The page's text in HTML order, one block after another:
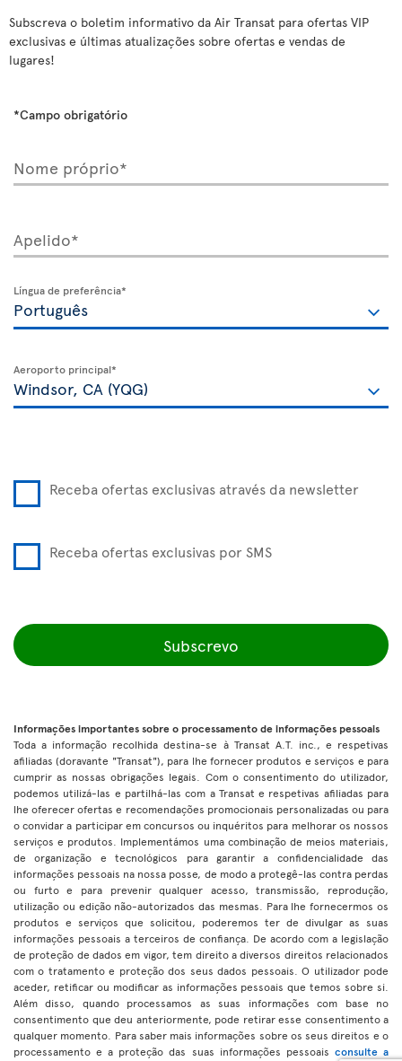
Subscreva o boletim informativo da Air Transat para ofertas VIP
exclusivas e últimas atualizações sobre ofertas e vendas de
lugares!
*Campo obrigatório
Nome próprio*
Apelido*
Língua de preferência*
Aeroporto principal*
Receba ofertas exclusivas através da newsletter
Receba ofertas exclusivas por SMS
Subscrevo
Informações importantes sobre o processamento de informações pessoais
Toda a informação recolhida destina-se à Transat A.T. inc., e respetivas
afiliadas (doravante "Transat"), para lhe fornecer produtos e serviços e para
cumprir as nossas obrigações legais. Com o consentimento do utilizador,
podemos utilizá-las e partilhá-las com a Transat e respetivas afiliadas para
lhe oferecer ofertas e recomendações promocionais personalizadas ou para
o convidar a participar em concursos ou inquéritos para melhorar os nossos
serviços e produtos. Implementámos uma combinação de meios materiais,
de organização e tecnológicos para garantir a confidencialidade das
informações pessoais na nossa posse, de modo a protegê-las contra perdas
ou furto e para prevenir qualquer acesso, transmissão, reprodução,
utilização ou edição não-autorizados das mesmas. Para lhe fornecermos os
produtos e serviços que solicitou, poderemos ter de divulgar as suas
informações pessoais a terceiros de confiança. De acordo com a legislação
de proteção de dados em vigor, tem direito a diversos direitos relacionados
com o tratamento e proteção dos seus dados pessoais. O utilizador pode
aceder, retificar ou modificar as informações pessoais que temos sobre si.
Além disso, quando processamos as suas informações com base no
consentimento que deu anteriormente, pode retirar esse consentimento a
qualquer momento. Para saber mais informações sobre os seus direitos e o
processamento e a proteção das suas informações pessoais consulte a